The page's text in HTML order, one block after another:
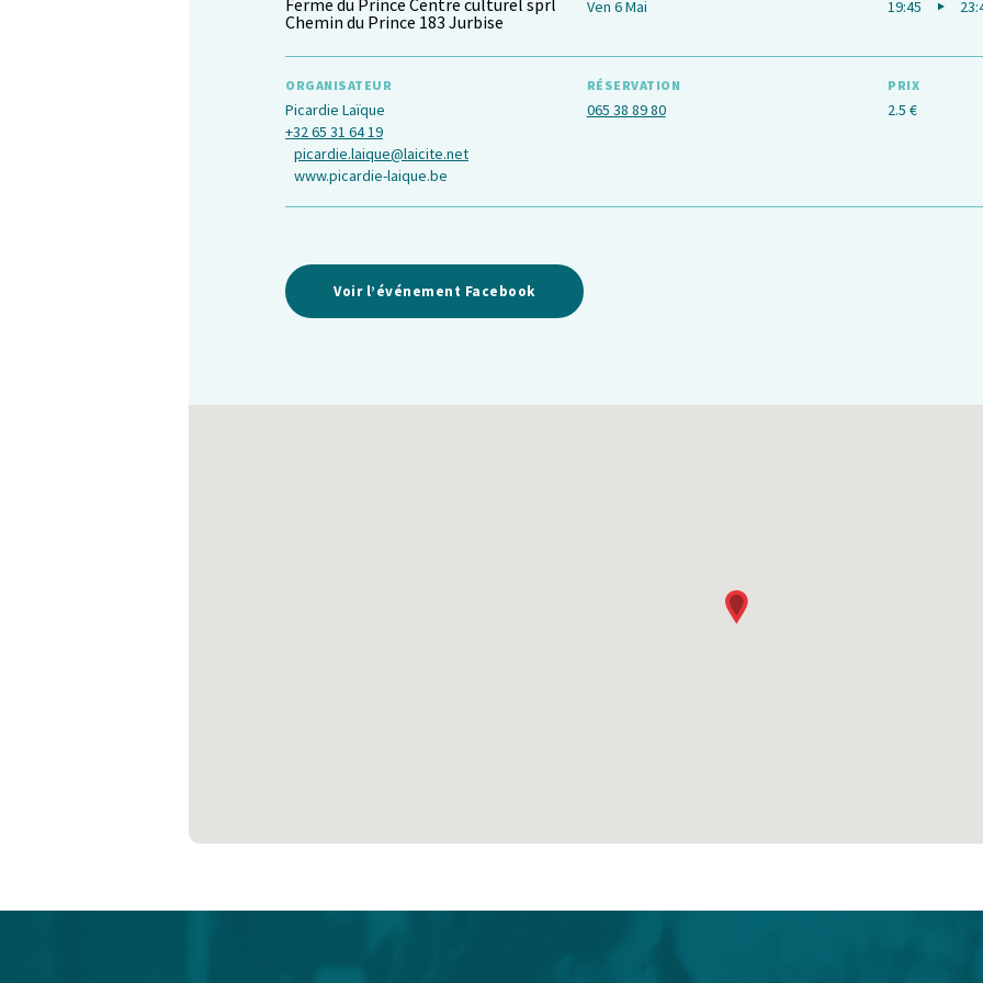
Ferme du Prince Centre culturel sprl
Chemin du Prince 183 Jurbise
Ven 6 Mai 19:45
ORGANISATEUR
Picardie Laïque
+32 65 31 64 19
picardie.laique@laicite.net
www.picardie-laique.be
RÉSERVATION
065 38 89 80
PRIX
2.5 €
Voir l’événement Facebook